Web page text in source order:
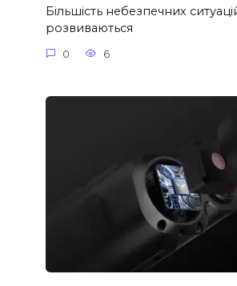
Більшість небезпечних
розвиваються
0 6